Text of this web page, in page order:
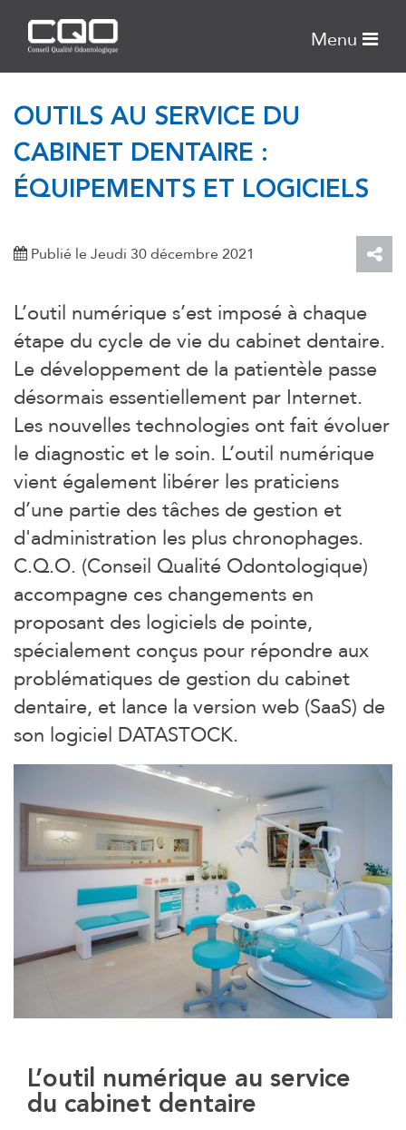
OUTILS AU SERVICE DU
CABINET DENTAIRE :
ÉQUIPEMENTS ET LOGICIELS
Publié le Jeudi 30 décembre 2021
L’outil numérique s’est imposé à chaque
étape du cycle de vie du cabinet dentaire.
Le développement de la patientèle passe
désormais essentiellement par Internet.
Les nouvelles technologies ont fait évoluer
le diagnostic et le soin. L’outil numérique
vient également libérer les praticiens
d’une partie des tâches de gestion et
d'administration les plus chronophages.
C.Q.O. (Conseil Qualité Odontologique)
accompagne ces changements en
proposant des logiciels de pointe,
spécialement conçus pour répondre aux
problématiques de gestion du cabinet
dentaire, et lance la version web (SaaS) de
son logiciel DATASTOCK.
L’outil numérique au service
du cabinet dentaire
Menu